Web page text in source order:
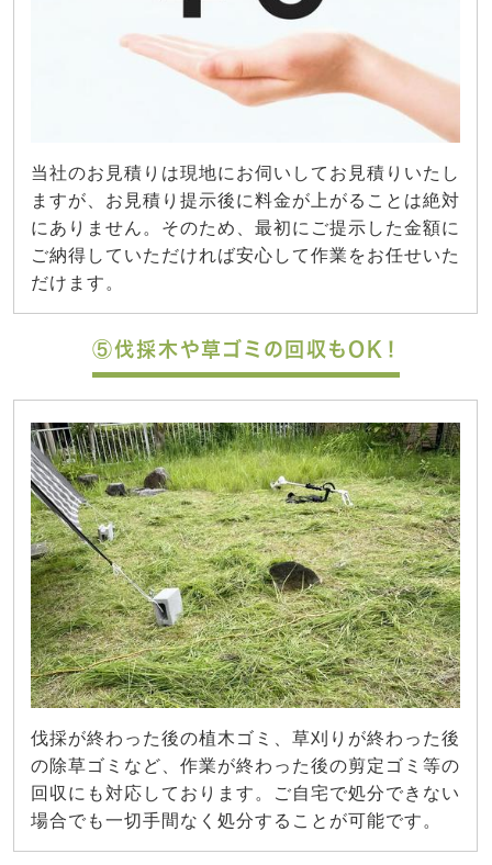
当社のお見積りは現地にお伺いしてお見積りいたし
ますが、お見積り提示後に料金が上がることは絶対
にありません。そのため、最初にご提示した金額に
ご納得していただければ安心して作業をお任せいた
だけます。
⑤伐採木や草ゴミの回収もOK！
伐採が終わった後の植木ゴミ、草刈りが終わった後
の除草ゴミなど、作業が終わった後の剪定ゴミ等の
回収にも対応しております。ご自宅で処分できない
場合でも一切手間なく処分することが可能です。